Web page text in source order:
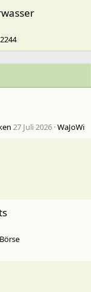
27 Juli 2026 WaJoWi